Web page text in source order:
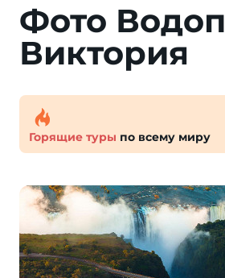
Фото
Виктория
Горящие туры по всему миру